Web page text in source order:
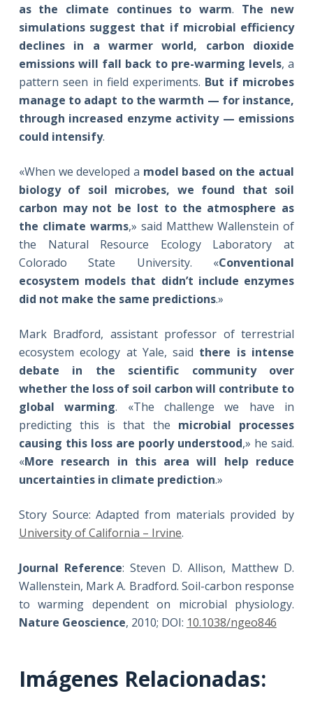
as the climate continues to warm. The new
simulations suggest that if microbial efficiency
declines in a warmer world, carbon dioxide
emissions will fall back to pre-warming levels, a
pattern seen in field experiments. But if microbes
manage to adapt to the warmth — for instance,
through increased enzyme activity — emissions
could intensify.
«When we developed a model based on the actual
biology of soil microbes, we found that soil
carbon may not be lost to the atmosphere as
the climate warms,» said Matthew Wallenstein of
the Natural Resource Ecology Laboratory at
Colorado State University. «Conventional
ecosystem models that didn’t include enzymes
did not make the same predictions.»
Mark Bradford, assistant professor of terrestrial
ecosystem ecology at Yale, said there is intense
debate in the scientific community over
whether the loss of soil carbon will contribute to
global warming. «The challenge we have in
predicting this is that the microbial processes
causing this loss are poorly understood,» he said.
«More research in this area will help reduce
uncertainties in climate prediction.»
Story Source: Adapted from materials provided by
University of California – Irvine.
Journal Reference: Steven D. Allison, Matthew D.
Wallenstein, Mark A. Bradford. Soil-carbon response
to warming dependent on microbial physiology.
Nature Geoscience, 2010; DOI: 10.1038/ngeo846
Imágenes Relacionadas: